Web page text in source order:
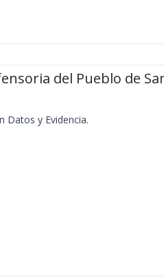
del Pueblo de
Datos y Evidencia.